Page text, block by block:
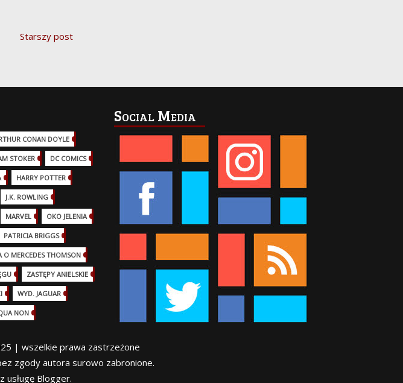
Starszy post
CONAN DOYLE
STOKER DC COMICS
HARRY POTTER
J.K. ROWLING
MARVEL (32)OKO JELENIA
PATRICIA BRIGGS
O MERCEDES THOMSON
ZASTĘPY ANIELSKIE
WYD. JAGUAR
NON
Social Media
| wszelkie prawa zastrzeżone
zgody autora surowo zabronione.
usługę Blogger.